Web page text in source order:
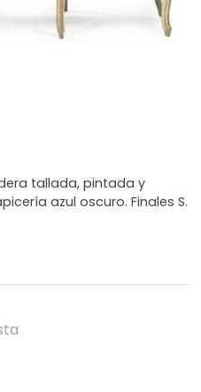
tallada, pintada y
azul oscuro. Finales S.